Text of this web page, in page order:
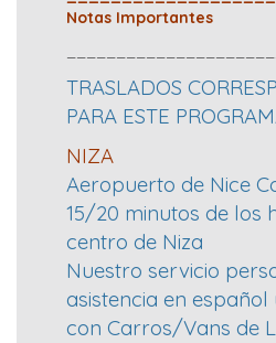
Notas Importantes
TRASLADOS
PARA ESTE
NIZA
Aeropuerto de Nice
15/20 minutos de los
centro de Niza
Nuestro servicio
asistencia en
con Carros/Vans de